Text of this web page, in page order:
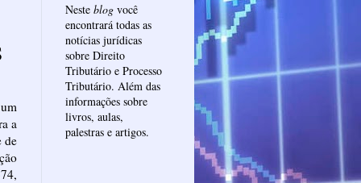
a
de
Neste blog você
encontrará todas as
notícias jurídicas
sobre Direito
Tributário e Processo
Tributário. Além das
informações sobre
livros, aulas,
palestras e artigos.